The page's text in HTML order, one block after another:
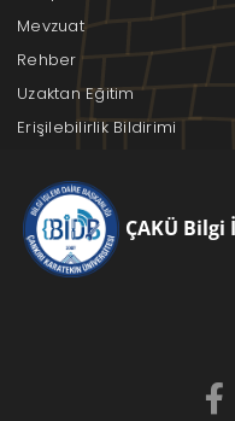
Mevzuat
Rehber
Uzaktan Eğitim
Erişilebilirlik Bildirimi
ÇAKÜ Bilgi